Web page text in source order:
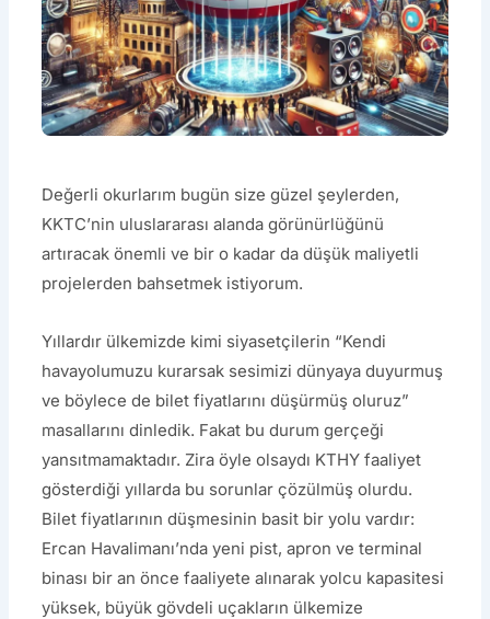
Değerli okurlarım bugün size güzel şeylerden,
KKTC’nin uluslararası alanda görünürlüğünü
artıracak önemli ve bir o kadar da düşük maliyetli
projelerden bahsetmek istiyorum.
Yıllardır ülkemizde kimi siyasetçilerin “Kendi
havayolumuzu kurarsak sesimizi dünyaya duyurmuş
ve böylece de bilet fiyatlarını düşürmüş oluruz”
masallarını dinledik. Fakat bu durum gerçeği
yansıtmamaktadır. Zira öyle olsaydı KTHY faaliyet
gösterdiği yıllarda bu sorunlar çözülmüş olurdu.
Bilet fiyatlarının düşmesinin basit bir yolu vardır:
Ercan Havalimanı’nda yeni pist, apron ve terminal
binası bir an önce faaliyete alınarak yolcu kapasitesi
yüksek, büyük gövdeli uçakların ülkemize